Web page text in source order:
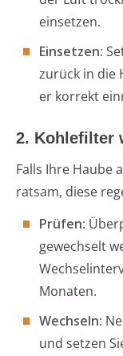
einsetzen.
Einsetzen:
zurück in die
er korrekt
2. Kohlefilter
Falls Ihre Haube
ratsam, diese
Prüfen:
gewechselt
Monaten.
Wechseln:
und setzen